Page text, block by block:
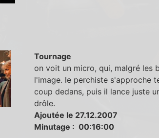
Tournage
on voit un micro, qui, malgré les
l'image. le perchiste s'approche
coup dedans, puis il lance juste
drôle.
Ajoutée le 27.12.2007
Minutage : 00:16:00